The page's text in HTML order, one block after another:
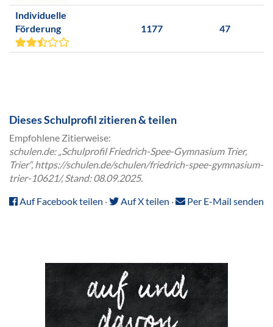
Individuelle
Förderung
1177 47
Dieses Schulprofil zitieren & teilen
Empfohlene Zitierweise:
schulen.de: „Schulprofil Friedrich-Spee-Gymnasium Trier,
Trier“, https://schulen.de/schulen/friedrich-spee-gymnasium-
trier-10621/, Stand: 08.09.2025.
Auf Facebook teilen · Auf X teilen · Per E-Mail senden